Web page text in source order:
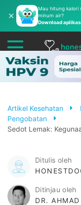
✕
Mau hitung kalori
minum air?
Download
Artikel Kesehatan
Pengobatan
Sedot Lemak:
Ditulis oleh
Ditinjau oleh
DR.